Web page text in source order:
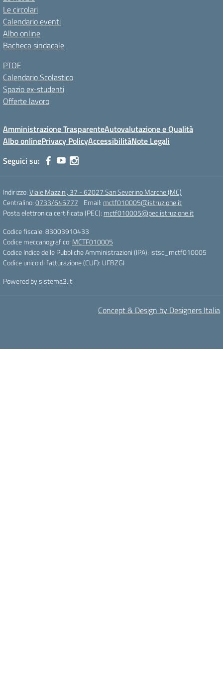
Le circolari
Calendario eventi
Albo online
Bacheca sindacale
PTOF
Calendario Scolastico
Spazio ex-studenti
Offerte lavoro
Amministrazione TrasparenteAutovalutazione e Qualità
Albo onlinePrivacy PolicyAccessibilitàNote Legali
Seguici su:
Indirizzo:Viale Mazzini, 37 - 62027 San Severino Marche (MC)
Centralino:0733/645777 Email: mctf010005@istruzione.it
Posta elettronica certificata (PEC): mctf010005@pec.istruzione.it
Codice fiscale: 83003910433
Codice meccanografico: MCTF010005
Codice Indice delle Pubbliche Amministrazioni (IPA): istsc_mctf010005
Codice unico di fatturazione (CUF): UFBZGI
Powered by sistema3.it
Concept & Design by Designers Italia